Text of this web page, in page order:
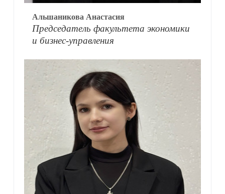
Альшаникова Анастасия
Председатель факультета экономики
и бизнес-управления